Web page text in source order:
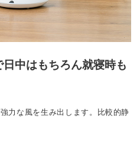
中はもちろん就寝時も
力な風を生み出します。比較的静